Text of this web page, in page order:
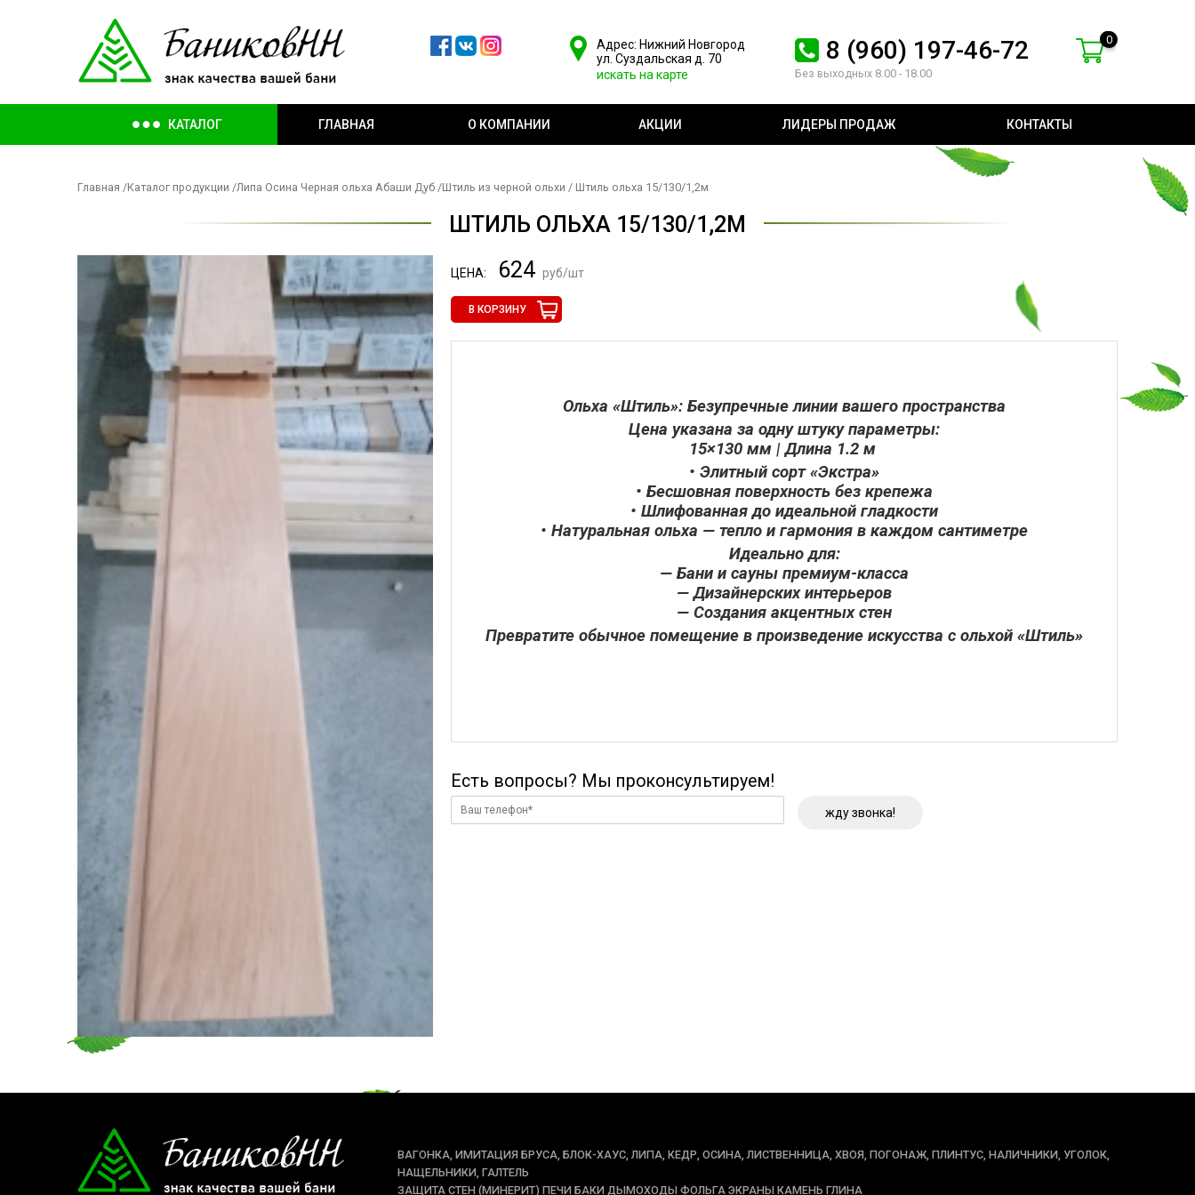
Адрес: Нижний Новгород
ул. Суздальская д. 70
искать на карте
8 (960) 197-46-72
Без выходных 8.00 - 18.00
0
КАТАЛОГ ГЛАВНАЯ О КОМПАНИИ АКЦИИ ЛИДЕРЫ ПРОДАЖ КОНТАКТЫ
Главная /Каталог продукции /Липа Осина Черная ольха Абаши Дуб /Штиль из черной ольхи / Штиль ольха 15/130/1,2м
ШТИЛЬ ОЛЬХА 15/130/1,2М
ЦЕНА: 624 руб/шт
В КОРЗИНУ
Ольха «Штиль»: Безупречные линии вашего пространства
Цена указана за одну штуку параметры:
15×130 мм | Длина 1.2 м
• Элитный сорт «Экстра»
• Бесшовная поверхность без крепежа
• Шлифованная до идеальной гладкости
• Натуральная ольха — тепло и гармония в каждом сантиметре
Идеально для:
— Бани и сауны премиум-класса
— Дизайнерских интерьеров
— Создания акцентных стен
Превратите обычное помещение в произведение искусства с ольхой «Штиль»
Есть вопросы? Мы проконсультируем!
жду звонка!
ВАГОНКА, ИМИТАЦИЯ БРУСА, БЛОК-ХАУС, ЛИПА, КЕДР, ОСИНА, ЛИСТВЕННИЦА, ХВОЯ, ПОГОНАЖ, ПЛИНТУС, НАЛИЧНИКИ, УГОЛОК,
НАЩЕЛЬНИКИ, ГАЛТЕЛЬ
ЗАЩИТА СТЕН (МИНЕРИТ) ПЕЧИ БАКИ ДЫМОХОДЫ ФОЛЬГА ЭКРАНЫ КАМЕНЬ ГЛИНА